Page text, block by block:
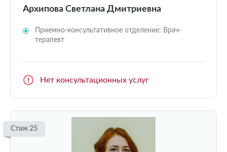
Архипова Светлана Дмитриевна
Приемно-консультативное отделение: Врач-
терапевт
Нет консультационных услуг
Стаж 25